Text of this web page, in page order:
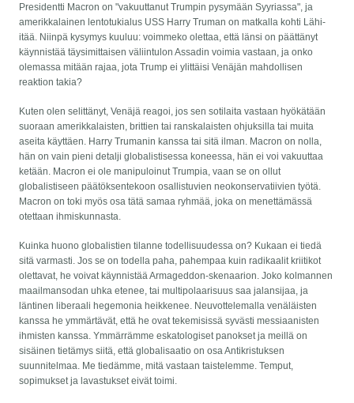
Presidentti Macron on "vakuuttanut Trumpin pysymään Syyriassa", ja
amerikkalainen lentotukialus USS Harry Truman on matkalla kohti Lähi-
itää. Niinpä kysymys kuuluu: voimmeko olettaa, että länsi on päättänyt
käynnistää täysimittaisen väliintulon Assadin voimia vastaan, ja onko
olemassa mitään rajaa, jota Trump ei ylittäisi Venäjän mahdollisen
reaktion takia?
Kuten olen selittänyt, Venäjä reagoi, jos sen sotilaita vastaan hyökätään
suoraan amerikkalaisten, brittien tai ranskalaisten ohjuksilla tai muita
aseita käyttäen. Harry Trumanin kanssa tai sitä ilman. Macron on nolla,
hän on vain pieni detalji globalistisessa koneessa, hän ei voi vakuuttaa
ketään. Macron ei ole manipuloinut Trumpia, vaan se on ollut
globalistiseen päätöksentekoon osallistuvien neokonservatiivien työtä.
Macron on toki myös osa tätä samaa ryhmää, joka on menettämässä
otettaan ihmiskunnasta.
Kuinka huono globalistien tilanne todellisuudessa on? Kukaan ei tiedä
sitä varmasti. Jos se on todella paha, pahempaa kuin radikaalit kriitikot
olettavat, he voivat käynnistää Armageddon-skenaarion. Joko kolmannen
maailmansodan uhka etenee, tai multipolaarisuus saa jalansijaa, ja
läntinen liberaali hegemonia heikkenee. Neuvottelemalla venäläisten
kanssa he ymmärtävät, että he ovat tekemisissä syvästi messiaanisten
ihmisten kanssa. Ymmärrämme eskatologiset panokset ja meillä on
sisäinen tietämys siitä, että globalisaatio on osa Antikristuksen
suunnitelmaa. Me tiedämme, mitä vastaan taistelemme. Temput,
sopimukset ja lavastukset eivät toimi.